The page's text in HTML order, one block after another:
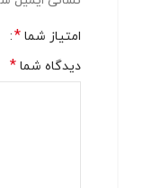
امتیاز شما *
دیدگاه شما *